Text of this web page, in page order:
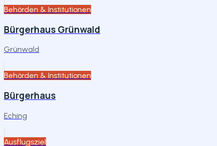
Behörden & Institutionen
Bürgerhaus Grünwald
Grünwald
Behörden & Institutionen
Bürgerhaus
Eching
Ausflugsziel